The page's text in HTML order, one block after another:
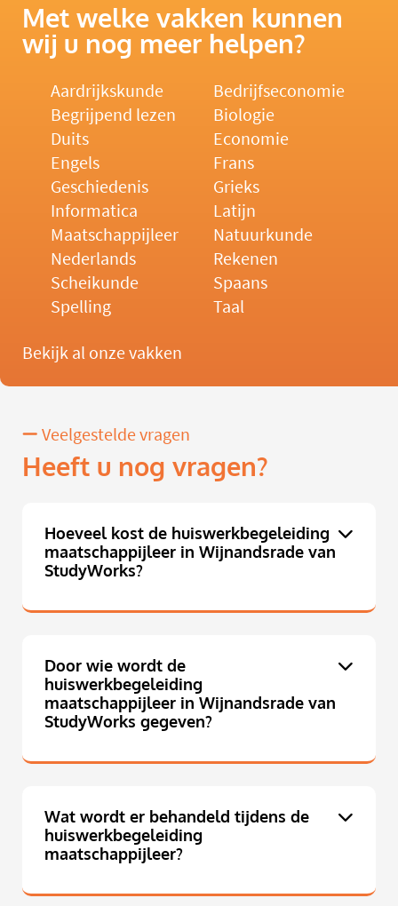
Met welke vakken kunnen
wij u nog meer helpen?
Aardrijkskunde
Bedrijfseconomie
Begrijpend lezen
Biologie
Duits
Economie
Engels
Frans
Geschiedenis
Grieks
Informatica
Latijn
Maatschappijleer
Natuurkunde
Nederlands
Rekenen
Scheikunde
Spaans
Spelling
Taal
Bekijk al onze vakken
Veelgestelde vragen
Heeft u nog vragen?
Hoeveel kost de huiswerkbegeleiding
maatschappijleer in Wijnandsrade van
StudyWorks?
Door wie wordt de
huiswerkbegeleiding
maatschappijleer in Wijnandsrade van
StudyWorks gegeven?
Wat wordt er behandeld tijdens de
huiswerkbegeleiding
maatschappijleer?